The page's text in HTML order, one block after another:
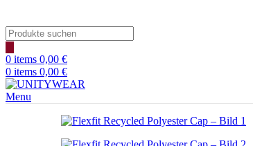
Products
search
0 items 0,00 €
0 items 0,00 €
Menu